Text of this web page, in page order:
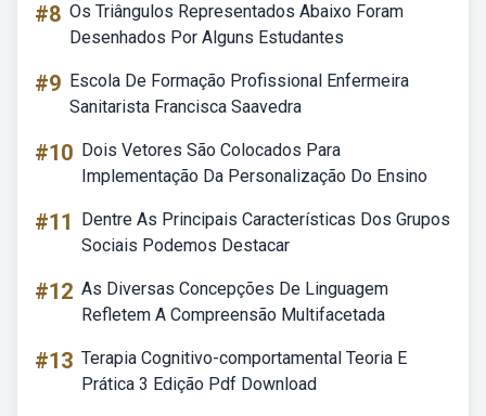
#8 Os Triângulos Representados Abaixo Foram
Desenhados Por Alguns Estudantes
#9 Escola De Formação Profissional Enfermeira
Sanitarista Francisca Saavedra
#10 Dois Vetores São Colocados Para
Implementação Da Personalização Do Ensino
#11
Dentre As Principais Características Dos Grupos
Sociais Podemos Destacar
#12 As Diversas Concepções De Linguagem
Refletem A Compreensão Multifacetada
#13 Terapia Cognitivo-comportamental Teoria E
Prática 3 Edição Pdf Download